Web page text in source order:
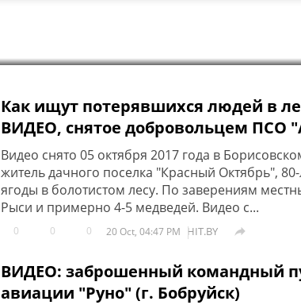
Как ищут потерявшихся людей в
ВИДЕО, снятое добровольцем ПСО
Видео снято 05 октября 2017 года в
житель дачного поселка "Красный Октябрь",
ягоды в болотистом лесу. По заверениям
Рыси и примерно 4-5 медведей. Видео с...
0 0 0 20 Oct, 04:47 PM HIT.BY 
ВИДЕО: заброшенный командный
авиации "Руно" (г. Бобруйск)